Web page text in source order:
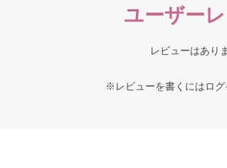
ユーザー
レビューはあり
※レビューを書くにはロ